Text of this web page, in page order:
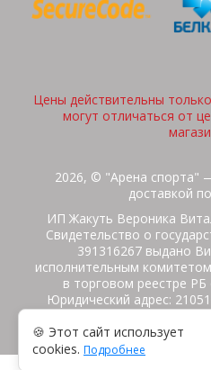
Цены действительны
могут отличаться от
2026, © "Арена спорта"
доставкой
ИП Жакуть Вероника
Свидетельство о
391316267 выдано
исполнительным
в торговом реестре
Юридический адрес:
Витебская область,
с, аг.Ольгово,
Политика защиты данных
🍪 Этот сайт использует
cookies. Подробнее